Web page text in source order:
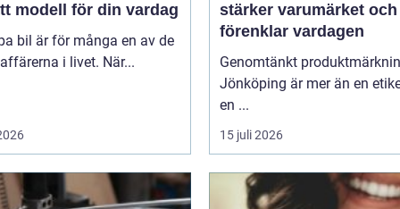
modell för din vardag
bil är för många en av de
i livet. När...
stärker varumärket och
förenklar vardagen
Genomtänkt
Jönköping är mer än en
en ...
15 juli 2026